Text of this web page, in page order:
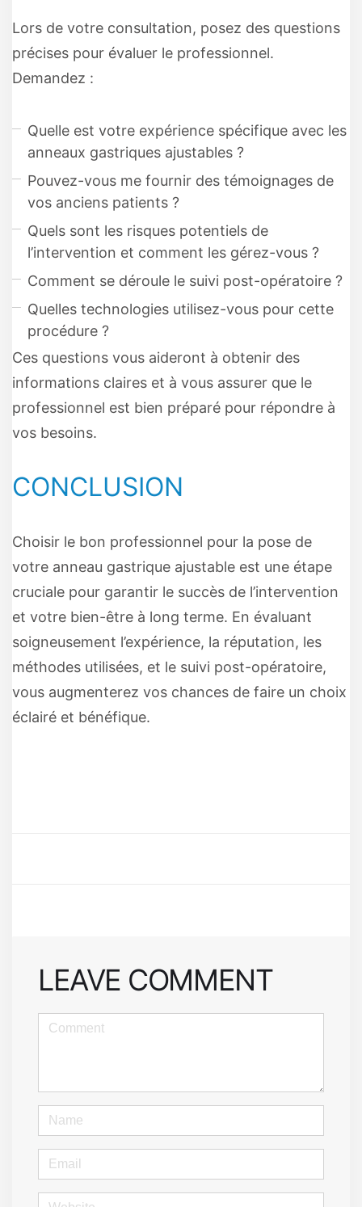
Lors de votre consultation, posez des questions
précises pour évaluer le professionnel.
Demandez :
Quelle est votre expérience spécifique avec les
anneaux gastriques ajustables ?
Pouvez-vous me fournir des témoignages de
vos anciens patients ?
Quels sont les risques potentiels de
l’intervention et comment les gérez-vous ?
Comment se déroule le suivi post-opératoire ?
Quelles technologies utilisez-vous pour cette
procédure ?
Ces questions vous aideront à obtenir des
informations claires et à vous assurer que le
professionnel est bien préparé pour répondre à
vos besoins.
CONCLUSION
Choisir le bon professionnel pour la pose de
votre anneau gastrique ajustable est une étape
cruciale pour garantir le succès de l’intervention
et votre bien-être à long terme. En évaluant
soigneusement l’expérience, la réputation, les
méthodes utilisées, et le suivi post-opératoire,
vous augmenterez vos chances de faire un choix
éclairé et bénéfique.
LEAVE COMMENT
<b>Comment</b>
)
Name
Email
Website